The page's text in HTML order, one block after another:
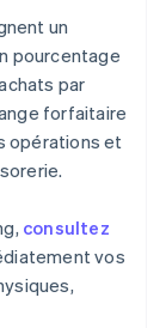
un
pourcentage
par
forfaitaire
opérations et
consultez
vos